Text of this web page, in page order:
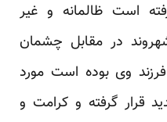
است ظالمانه و غیر
در مقابل چشمان
وی بوده است مورد
قرار گرفته و کرامت و